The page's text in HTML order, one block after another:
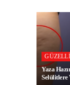
Yaza
Selülitlere